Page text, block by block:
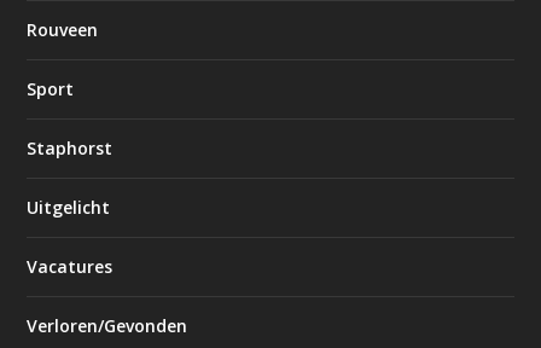
Rouveen
Sport
Staphorst
Uitgelicht
Vacatures
Verloren/Gevonden